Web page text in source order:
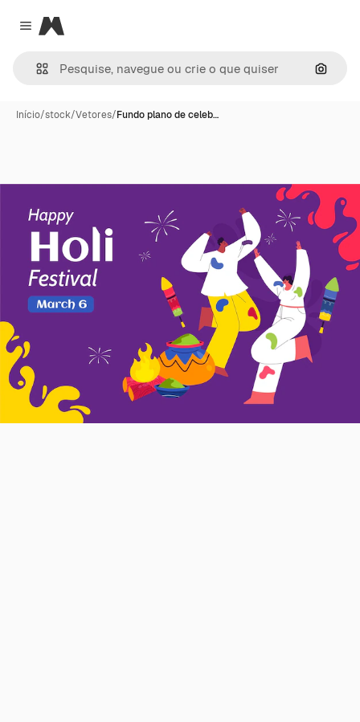
Close menu
Magnific
Início/stock/Vetores/Fundo plano de celeb…